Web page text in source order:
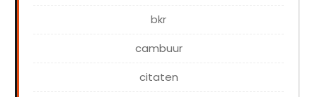
bkr
cambuur
citaten